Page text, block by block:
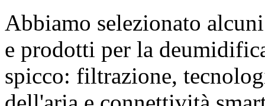
Abbiamo selezionato
e prodotti per la
spicco: filtrazione,